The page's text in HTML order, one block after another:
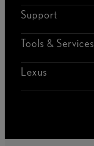
Support
Tools & Services
Lexus